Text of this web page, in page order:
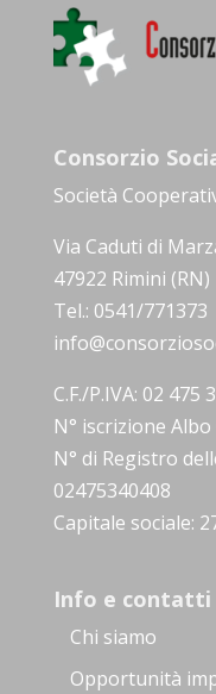
Consorzio
Società
Via Caduti di
47922 Rimini (RN)
Tel.: 0541/771373
C.F./P.IVA: 02 475
N° iscrizione
N° di Registro
02475340408
Capitale sociale:
Info e contatti
Chi siamo
Opportunità